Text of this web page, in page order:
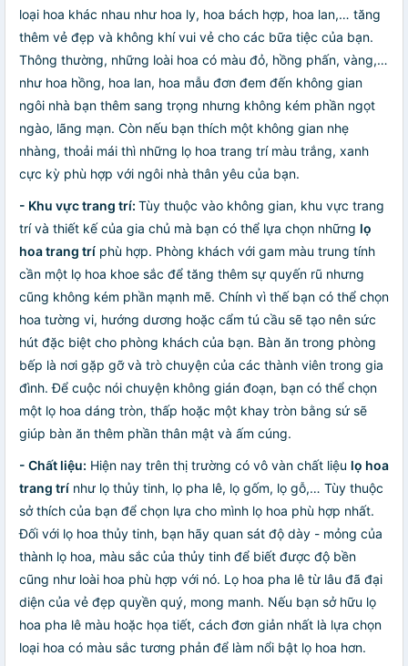
loại hoa khác nhau như hoa ly, hoa bách hợp, hoa lan,… tăng
thêm vẻ đẹp và không khí vui vẻ cho các bữa tiệc của bạn.
Thông thường, những loài hoa có màu đỏ, hồng phấn, vàng,…
như hoa hồng, hoa lan, hoa mẫu đơn đem đến không gian
ngôi nhà bạn thêm sang trọng nhưng không kém phần ngọt
ngào, lãng mạn. Còn nếu bạn thích một không gian nhẹ
nhàng, thoải mái thì những lọ hoa trang trí màu trắng, xanh
cực kỳ phù hợp với ngôi nhà thân yêu của bạn.
- Khu vực trang trí: Tùy thuộc vào không gian, khu vực trang
trí và thiết kế của gia chủ mà bạn có thể lựa chọn những lọ
hoa trang trí phù hợp. Phòng khách với gam màu trung tính
cần một lọ hoa khoe sắc để tăng thêm sự quyến rũ nhưng
cũng không kém phần mạnh mẽ. Chính vì thế bạn có thể chọn
hoa tường vi, hướng dương hoặc cẩm tú cầu sẽ tạo nên sức
hút đặc biệt cho phòng khách của bạn. Bàn ăn trong phòng
bếp là nơi gặp gỡ và trò chuyện của các thành viên trong gia
đình. Để cuộc nói chuyện không gián đoạn, bạn có thể chọn
một lọ hoa dáng tròn, thấp hoặc một khay tròn bằng sứ sẽ
giúp bàn ăn thêm phần thân mật và ấm cúng.
- Chất liệu: Hiện nay trên thị trường có vô vàn chất liệu lọ hoa
trang trí như lọ thủy tinh, lọ pha lê, lọ gốm, lọ gỗ,… Tùy thuộc
sở thích của bạn để chọn lựa cho mình lọ hoa phù hợp nhất.
Đối với lọ hoa thủy tinh, bạn hãy quan sát độ dày - mỏng của
thành lọ hoa, màu sắc của thủy tinh để biết được độ bền
cũng như loài hoa phù hợp với nó. Lọ hoa pha lê từ lâu đã đại
diện của vẻ đẹp quyền quý, mong manh. Nếu bạn sở hữu lọ
hoa pha lê màu hoặc họa tiết, cách đơn giản nhất là lựa chọn
loại hoa có màu sắc tương phản để làm nổi bật lọ hoa hơn.